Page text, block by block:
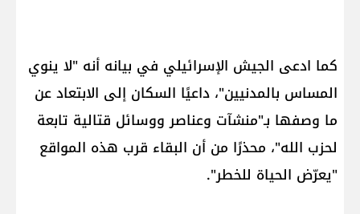
كما ادعى الجيش الإسرائيلي في بيانه أنه "لا ينوي
المساس بالمدنيين"، داعيًا السكان إلى الابتعاد عن
ما وصفها بـ"منشآت وعناصر ووسائل قتالية تابعة
لحزب الله"، محذرًا من أن البقاء قرب هذه المواقع
"يعرّض الحياة للخطر".